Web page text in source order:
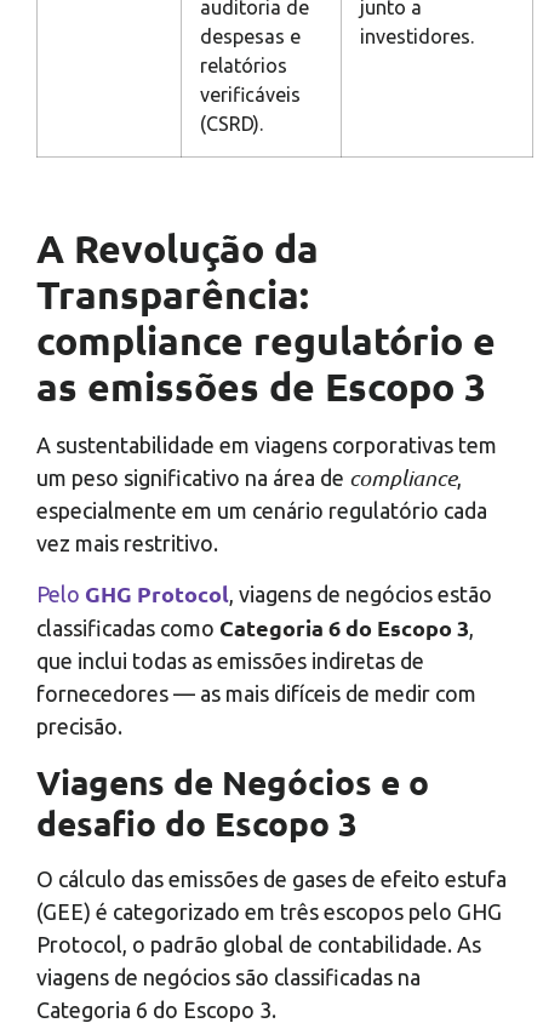
auditoria de
despesas e
relatórios
verificáveis
(CSRD).
junto a
investidores.
A Revolução da
Transparência:
compliance regulatório e
as emissões de Escopo 3
A sustentabilidade em viagens corporativas tem
um peso significativo na área de compliance,
especialmente em um cenário regulatório cada
vez mais restritivo.
Pelo GHG Protocol, viagens de negócios estão
classificadas como Categoria 6 do Escopo 3,
que inclui todas as emissões indiretas de
fornecedores — as mais difíceis de medir com
precisão.
Viagens de Negócios e o
desafio do Escopo 3
O cálculo das emissões de gases de efeito estufa
(GEE) é categorizado em três escopos pelo GHG
Protocol, o padrão global de contabilidade. As
viagens de negócios são classificadas na
Categoria 6 do Escopo 3.